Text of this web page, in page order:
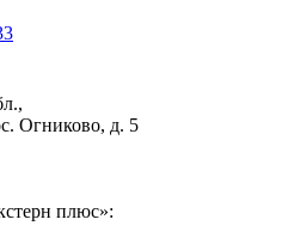
Огниково, д. 5
плюс»: